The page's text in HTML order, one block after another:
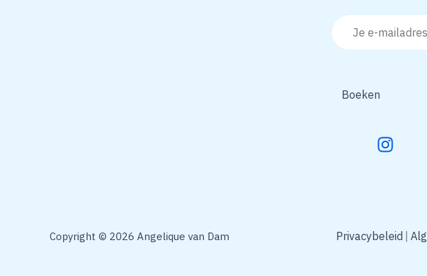
Boeken
Copyright © 2026 Angelique van Dam Privacybeleid